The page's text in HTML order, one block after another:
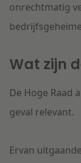
onrechtmatig
Wat zijn
De Hoge Raad
geval relevant.
Ervan